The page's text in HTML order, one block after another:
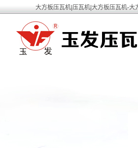
大方板压瓦机|压瓦机|大方板压瓦机-